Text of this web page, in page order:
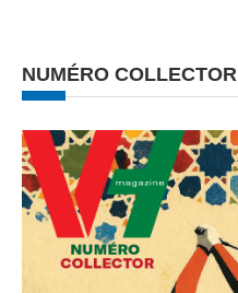
NUMÉRO COLLECTOR